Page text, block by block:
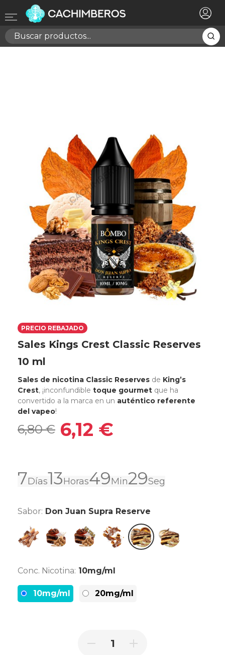
PRECIO REBAJADO
Sales Kings Crest Classic Reserves
10 ml
Sales de nicotina Classic Reserves de King’s
Crest, ¡inconfundible toque gourmet que ha
convertido a la marca en un auténtico referente
del vapeo!
6,80 € 6,12 €
7Días13Horas49Min29Seg
Sabor: Don Juan Supra Reserve
Don Juan Churro
Don Juan Reserve
Don Juan Reserve Ultra
Don Juan Peanut
Don Juan Supra
Don Juan
Conc. Nicotina: 10mg/ml
10mg/ml 20mg/ml
Registrarse ×
Necesitas hacer login para guardar productos en tu